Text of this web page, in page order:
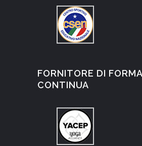
FORNITORE DI
CONTINUA